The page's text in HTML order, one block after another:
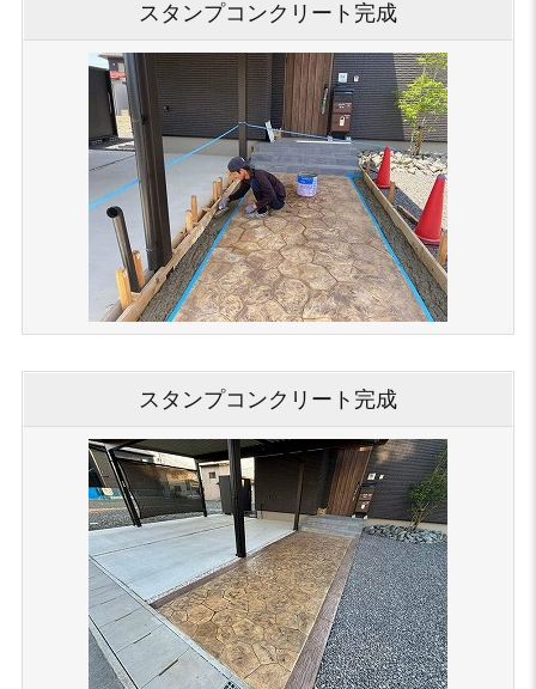
スタンプコンクリート完成
スタンプコンクリート完成